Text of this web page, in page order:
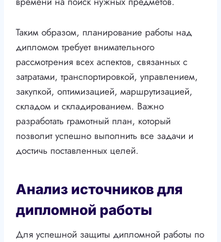
Таким образом, планирование работы над
дипломом требует внимательного
рассмотрения всех аспектов, связанных с
затратами, транспортировкой, управлением,
закупкой, оптимизацией, маршрутизацией,
складом и складированием. Важно
разработать грамотный план, который
позволит успешно выполнить все задачи и
достичь поставленных целей.
Анализ источников для
дипломной работы
Для успешной защиты дипломной работы по